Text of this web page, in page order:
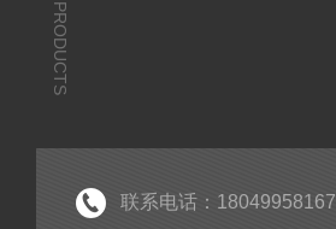
PRODUCTS
联系电话：18049958167